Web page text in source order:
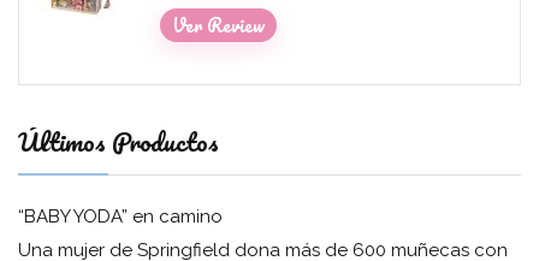
Ver Review
Últimos Productos
“BABY YODA” en camino
Una mujer de Springfield dona más de 600 muñecas con